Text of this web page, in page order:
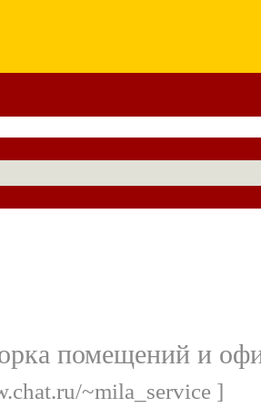
помещений и
~mila_service ]